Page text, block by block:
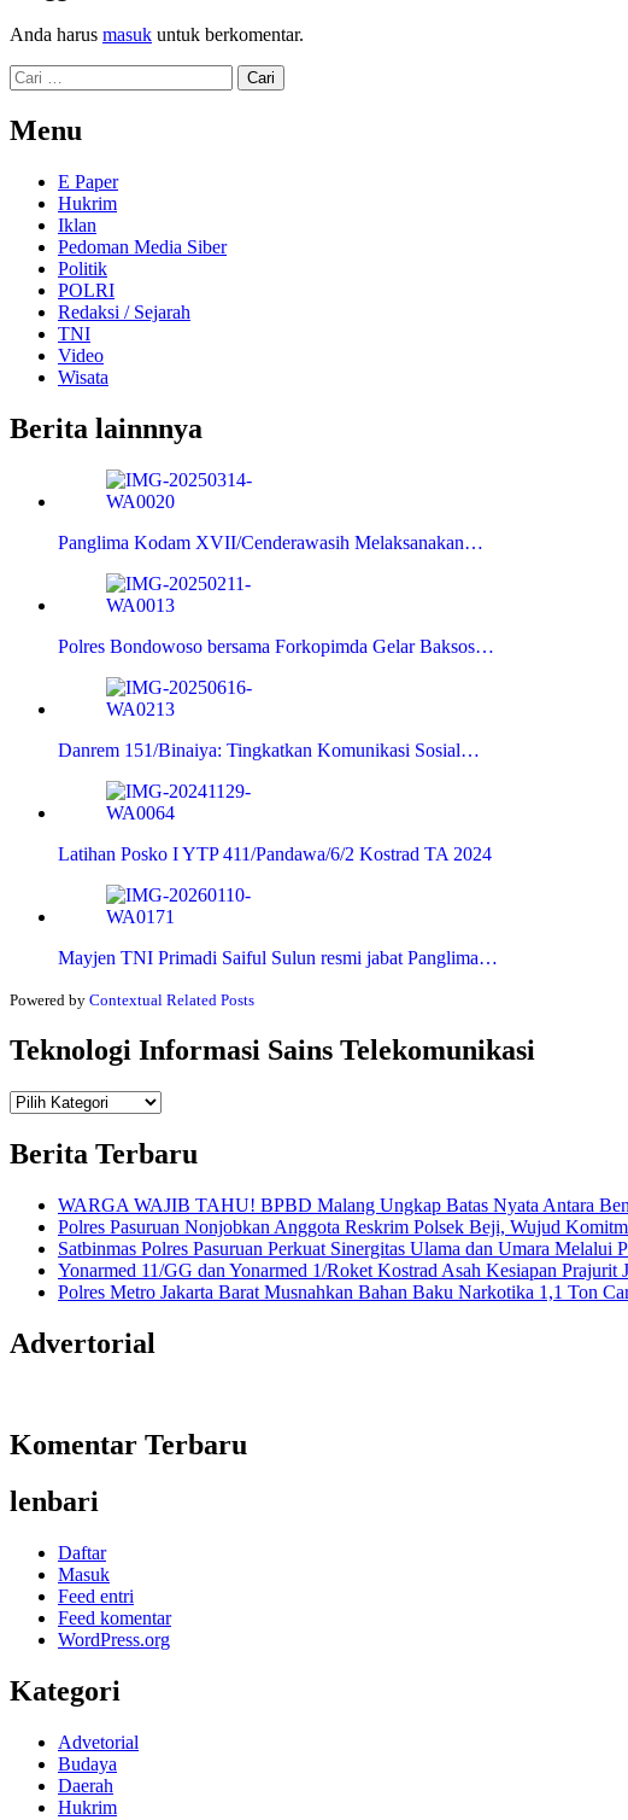
Anda harus masuk untuk berkomentar.
Cari
untuk:
Menu
E Paper
Hukrim
Iklan
Pedoman Media Siber
Politik
POLRI
Redaksi / Sejarah
TNI
Video
Wisata
Berita lainnnya
Panglima Kodam XVII/Cenderawasih Melaksanakan…
Polres Bondowoso bersama Forkopimda Gelar Baksos…
Danrem 151/Binaiya: Tingkatkan Komunikasi Sosial…
Latihan Posko I YTP 411/Pandawa/6/2 Kostrad TA 2024
Mayjen TNI Primadi Saiful Sulun resmi jabat Panglima…
Powered by Contextual Related Posts
Teknologi Informasi Sains Telekomunikasi
Teknologi
Berita Terbaru
WARGA WAJIB TAHU! BPBD Malang Ungkap Batas Nyata Antara
Polres Pasuruan Nonjobkan Anggota Reskrim Polsek Beji, Wujud
Satbinmas Polres Pasuruan Perkuat Sinergitas Ulama dan Umara Melalui
Yonarmed 11/GG dan Yonarmed 1/Roket Kostrad Asah Kesiapan Prajurit
Polres Metro Jakarta Barat Musnahkan Bahan Baku Narkotika 1,1 Ton
Advertorial
Komentar Terbaru
lenbari
Daftar
Masuk
Feed entri
Feed komentar
WordPress.org
Kategori
Advetorial
Budaya
Daerah
Hukrim